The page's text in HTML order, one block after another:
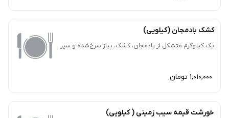
کشک بادمجان (کیلویی)
یک کیلوگرم متشکل از بادمجان، کشک، پیاز سرخ‌شده و سیر
1,010,000 تومان
خورشت قیمه سیب زمینی ( کیلویی)